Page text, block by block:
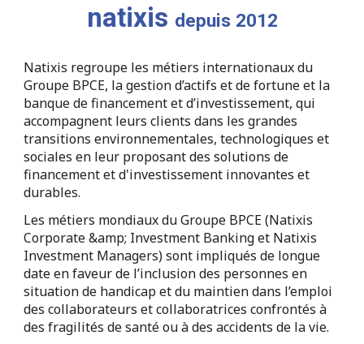
natixis depuis 2012
Natixis regroupe les métiers internationaux du
Groupe BPCE, la gestion d’actifs et de fortune et la
banque de financement et d’investissement, qui
accompagnent leurs clients dans les grandes
transitions environnementales, technologiques et
sociales en leur proposant des solutions de
financement et d'investissement innovantes et
durables.
Les métiers mondiaux du Groupe BPCE (Natixis
Corporate &amp; Investment Banking et Natixis
Investment Managers) sont impliqués de longue
date en faveur de l’inclusion des personnes en
situation de handicap et du maintien dans l’emploi
des collaborateurs et collaboratrices confrontés à
des fragilités de santé ou à des accidents de la vie.